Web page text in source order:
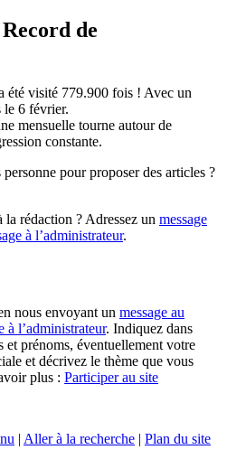
de
été visité 779.900 fois ! Avec un
le 6 février.
mensuelle tourne autour de
constante.
pour proposer des articles ?
rédaction ? Adressez un message
à l’administrateur.
nous envoyant un message au
à l’administrateur. Indiquez dans
et prénoms, éventuellement votre
et décrivez le thème que vous
plus : Participer au site
| Aller à la recherche | Plan du site